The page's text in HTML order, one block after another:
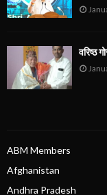
वरिष्ठ
ABM Members
Afghanistan
Andhra Pradesh